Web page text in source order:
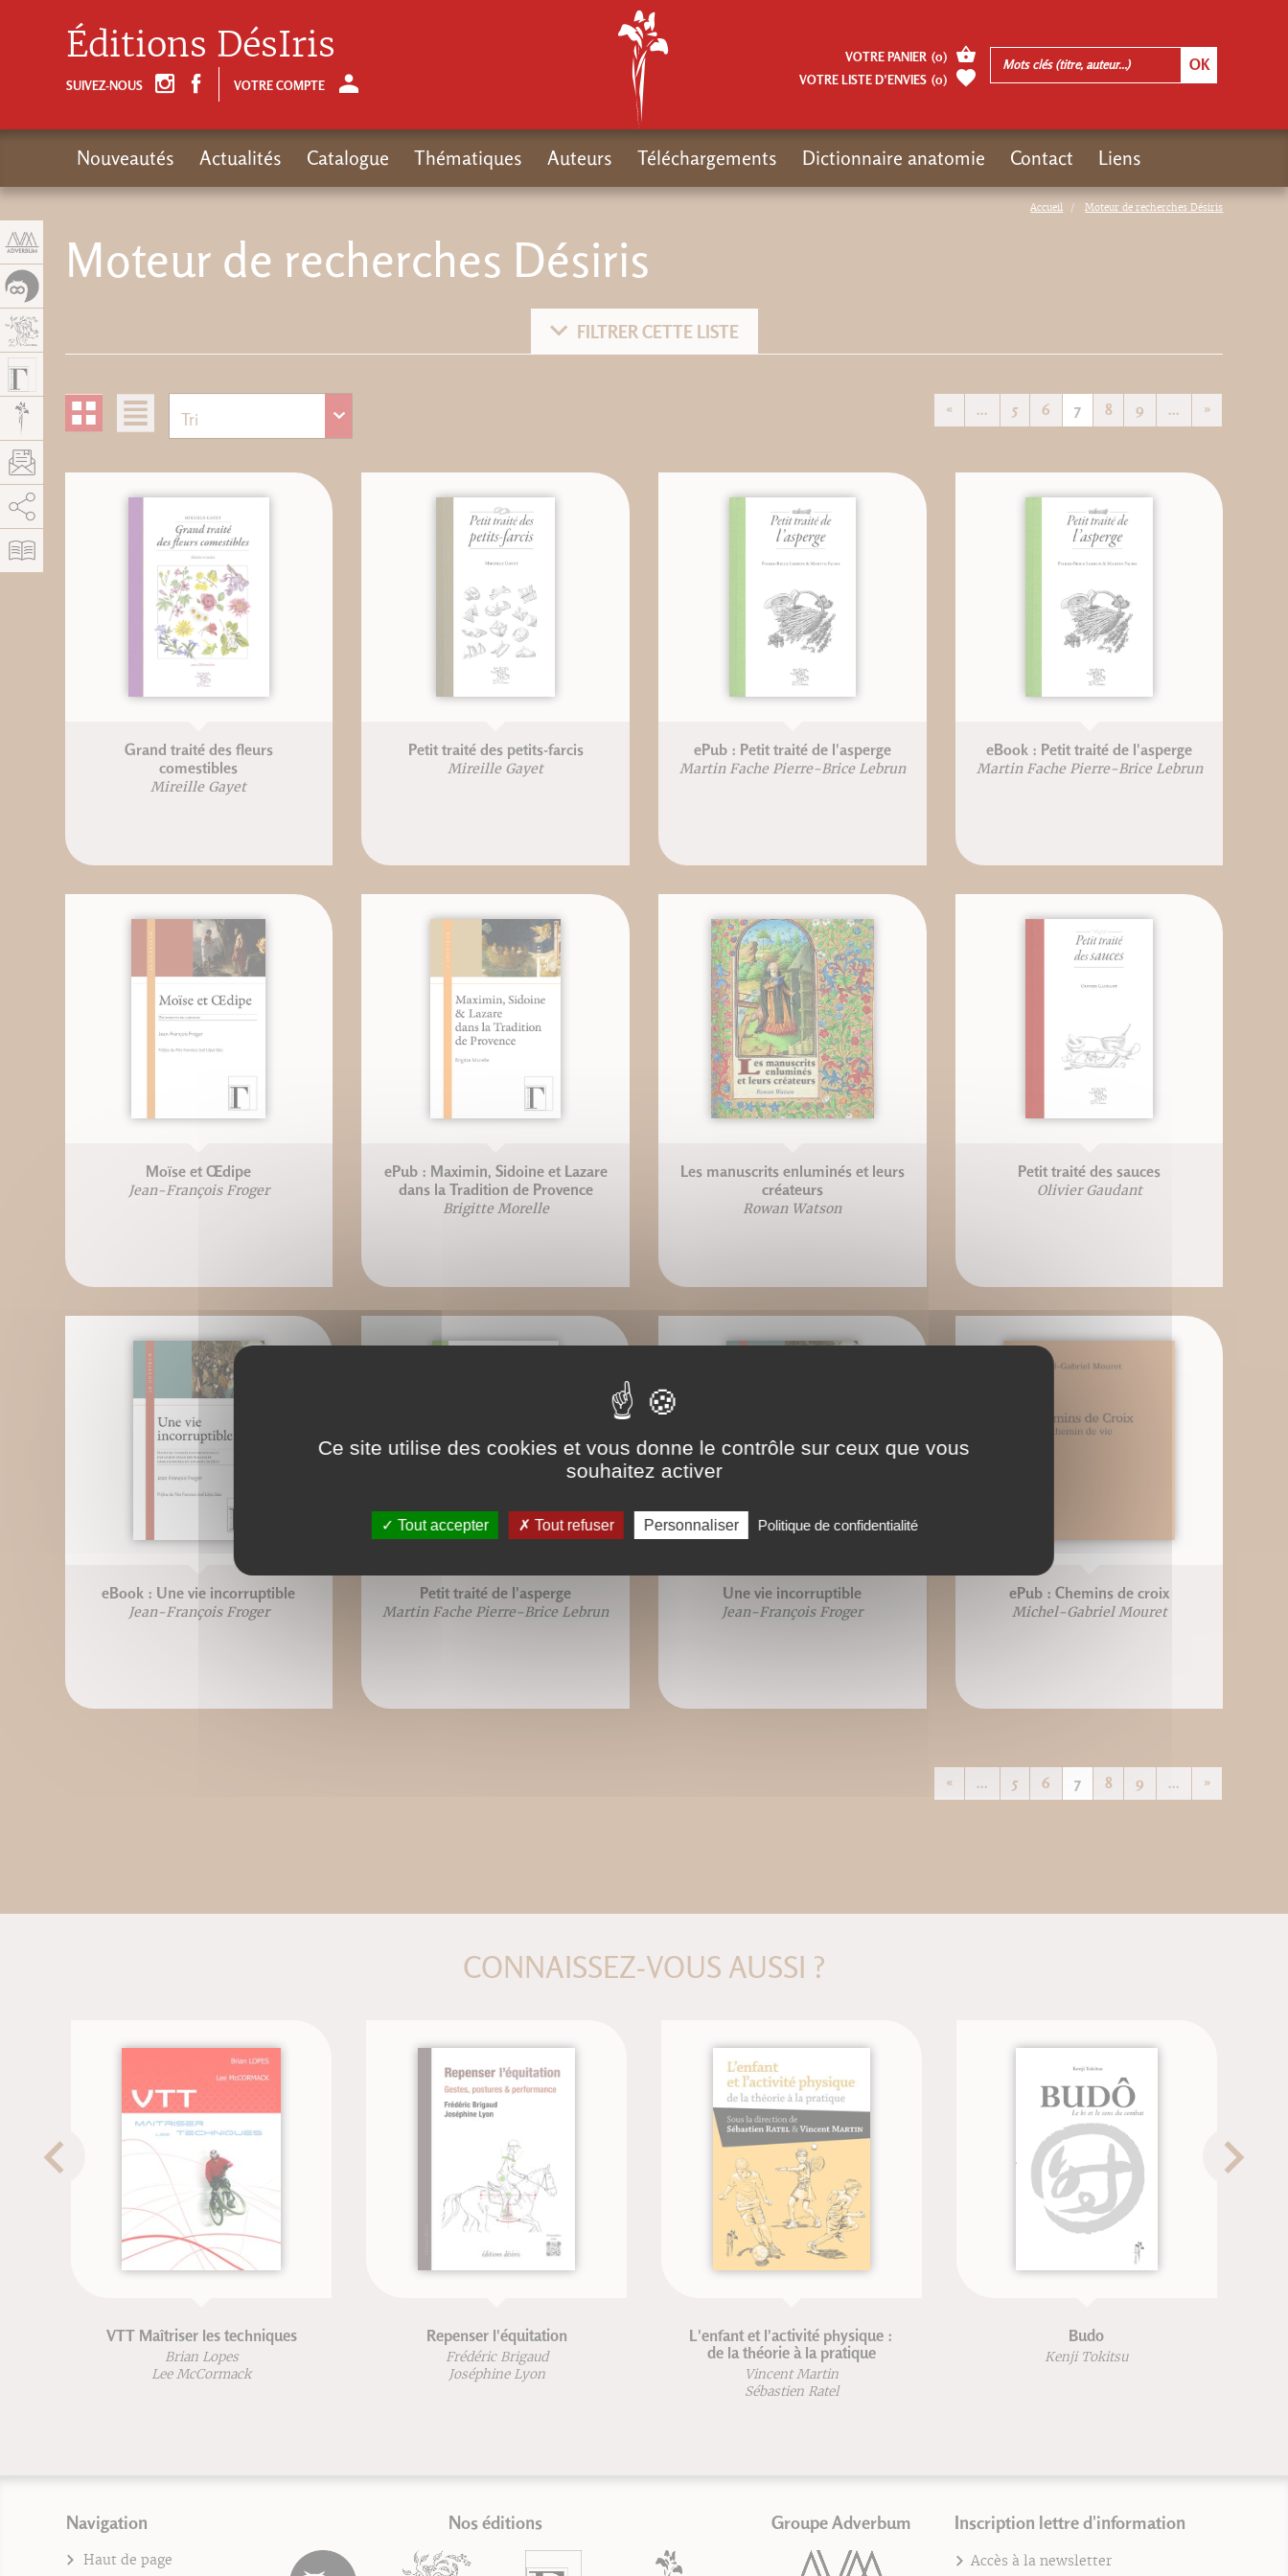
Accueil Moteur de recherches Désiris
Moteur de recherches Désiris
FILTRER CETTE LISTE
« ... 5 6 7 8 9 ... »
Grand traité des fleurs
comestibles
Mireille Gayet
Petit traité des petits-farcis
Mireille Gayet
ePub : Petit traité de l'asperge
Martin Fache Pierre-Brice Lebrun
eBook : Petit traité de l'asperge
Martin Fache Pierre-Brice Lebrun
Moïse et Œdipe
Jean-François Froger
ePub : Maximin, Sidoine et Lazare
dans la Tradition de Provence
Brigitte Morelle
Les manuscrits enluminés et leurs
créateurs
Rowan Watson
Petit traité des sauces
Olivier Gaudant
eBook : Une vie incorruptible
Jean-François Froger
Petit traité de l'asperge
Martin Fache Pierre-Brice Lebrun
Une vie incorruptible
Jean-François Froger
ePub : Chemins de croix
Michel-Gabriel Mouret
« ... 5 6 7 8 9 ... »
CONNAISSEZ-VOUS AUSSI ?
Maîtriser les techniques Repenser l'équitation
L'enfant et l'activité physique :
de la théorie à la pratique
Navigation
Haut de page
Nos éditions Groupe Adverbum Inscription lettre d'information
Accès à la newsletter
Éditions DésIris
SUIVEZ-NOUS VOTRE COMPTE
VOTRE PANIER (0)
VOTRE LISTE D’ENVIES (0)
Nouveautés Actualités Catalogue Thématiques Auteurs Téléchargements Dictionnaire anatomie Contact Liens
AddThis est désactivé. Autoriser
Ce site utilise des cookies et vous donne le contrôle sur ceux que vous
souhaitez activer
Tout accepter Tout refuser Personnaliser Politique de confidentialité